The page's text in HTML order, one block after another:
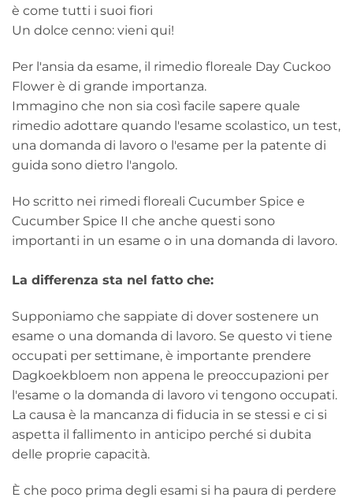
è come tutti i suoi fiori
Un dolce cenno: vieni qui!
Per l'ansia da esame, il rimedio floreale Day Cuckoo
Flower è di grande importanza.
Immagino che non sia così facile sapere quale
rimedio adottare quando l'esame scolastico, un test,
una domanda di lavoro o l'esame per la patente di
guida sono dietro l'angolo.
Ho scritto nei rimedi floreali Cucumber Spice e
Cucumber Spice II che anche questi sono
importanti in un esame o in una domanda di lavoro.
La differenza sta nel fatto che:
Supponiamo che sappiate di dover sostenere un
esame o una domanda di lavoro. Se questo vi tiene
occupati per settimane, è importante prendere
Dagkoekbloem non appena le preoccupazioni per
l'esame o la domanda di lavoro vi tengono occupati.
La causa è la mancanza di fiducia in se stessi e ci si
aspetta il fallimento in anticipo perché si dubita
delle proprie capacità.
È che poco prima degli esami si ha paura di perdere